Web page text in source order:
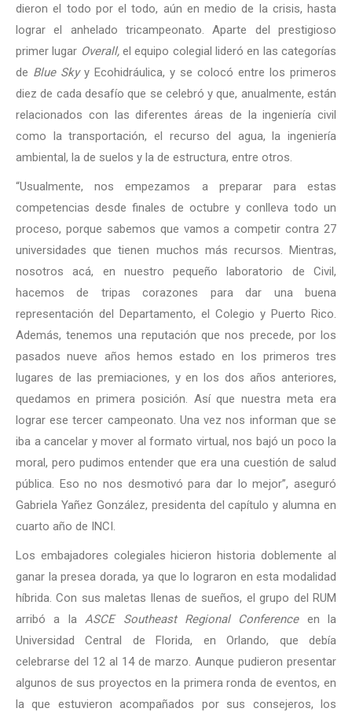
dieron el todo por el todo, aún en medio de la crisis, hasta
lograr el anhelado tricampeonato. Aparte del prestigioso
primer lugar Overall,el equipo colegial lideró en las categorías
de Blue Skyy Ecohidráulica, y se colocó entre los primeros
diez de cada desafío que se celebró y que, anualmente, están
relacionados con las diferentes áreas de la ingeniería civil
como la transportación, el recurso del agua, la ingeniería
ambiental, la de suelos y la de estructura, entre otros.
“Usualmente, nos empezamos a preparar para estas
competencias desde finales de octubre y conlleva todo un
proceso, porque sabemos que vamos a competir contra 27
universidades que tienen muchos más recursos. Mientras,
nosotros acá, en nuestro pequeño laboratorio de Civil,
hacemos de tripas corazones para dar una buena
representación del Departamento, el Colegio y Puerto Rico.
Además, tenemos una reputación que nos precede, por los
pasados nueve años hemos estado en los primeros tres
lugares de las premiaciones, y en los dos años anteriores,
quedamos en primera posición. Así que nuestra meta era
lograr ese tercer campeonato. Una vez nos informan que se
iba a cancelar y mover al formato virtual, nos bajó un poco la
moral, pero pudimos entender que era una cuestión de salud
pública. Eso no nos desmotivó para dar lo mejor”, aseguró
Gabriela Yañez González, presidenta del capítulo y alumna en
cuarto año de INCI.
Los embajadores colegiales hicieron historia doblemente al
ganar la presea dorada, ya que lo lograron en esta modalidad
híbrida. Con sus maletas llenas de sueños, el grupo del RUM
arribó a laASCE Southeast Regional Conferenceen la
Universidad Central de Florida, en Orlando, que debía
celebrarse del 12 al 14 de marzo. Aunque pudieron presentar
algunos de sus proyectos en la primera ronda de eventos, en
la que estuvieron acompañados por sus consejeros, los